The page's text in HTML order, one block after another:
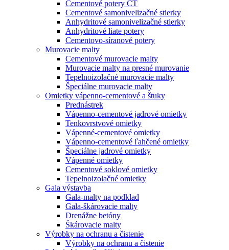
Cementové potery CT
Cementové samonivelizačné stierky
Anhydritové samonivelizačné stierky
Anhydritové liate potery
Cementovo-síranové potery
Murovacie malty
Cementové murovacie malty
Murovacie malty na presné murovanie
Tepelnoizolačné murovacie malty
Špeciálne murovacie malty
Omietky vápenno-cementové a štuky
Prednástrek
Vápenno-cementové jadrové omietky
Tenkovrstvové omietky
Vápenné-cementové omietky
Vápenno-cementové ľahčené omietky
Špeciálne jadrové omietky
Vápenné omietky
Cementové soklové omietky
Tepelnoizolačné omietky
Gala výstavba
Gala-malty na podklad
Gala-škárovacie malty
Drenážne betóny
Škárovacie malty
Výrobky na ochranu a čistenie
Výrobky na ochranu a čistenie